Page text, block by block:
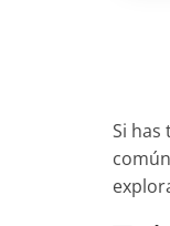
Si has